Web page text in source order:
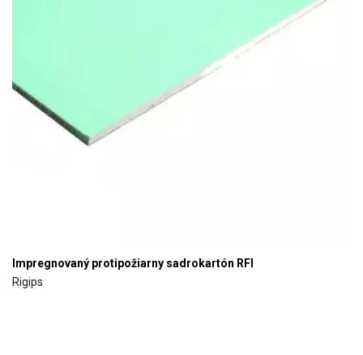
Impregnovaný protipožiarny sadrokartón RFI
Rigips